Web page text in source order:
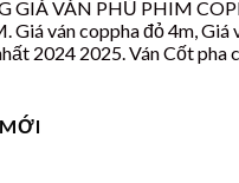
GIÁ VÁN PHỦ PHIM
Giá ván coppha đỏ 4m, Giá
2024 2025. Ván Cốt pha